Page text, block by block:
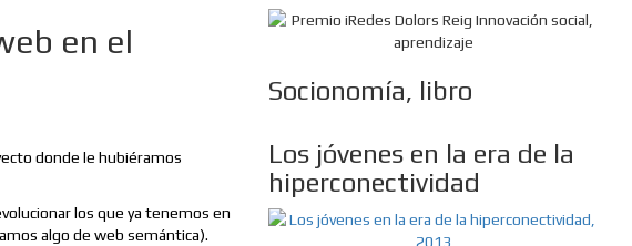
en el
donde le hubiéramos
los que ya tenemos en
algo de web semántica).
Socionomía, libro
Los jóvenes en la era de la
hiperconectividad